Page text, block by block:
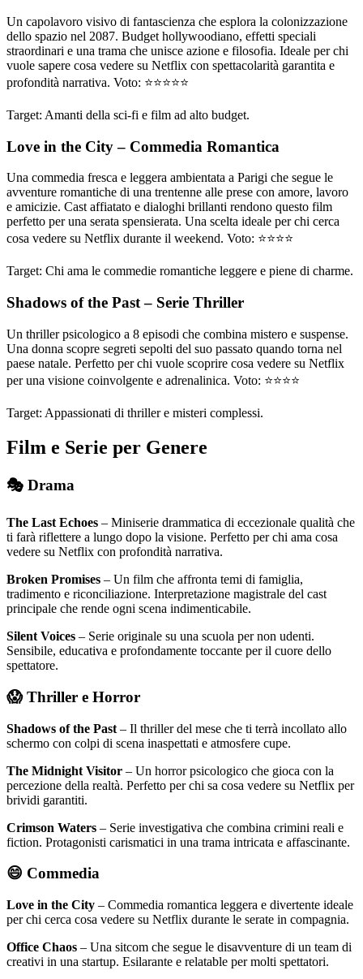
Un capolavoro visivo di fantascienza che esplora la colonizzazione
dello spazio nel 2087. Budget hollywoodiano, effetti speciali
straordinari e una trama che unisce azione e filosofia. Ideale per chi
vuole sapere cosa vedere su Netflix con spettacolarità garantita e
profondità narrativa. Voto: ⭐⭐⭐⭐⭐
Target: Amanti della sci-fi e film ad alto budget.
Love in the City – Commedia Romantica
Una commedia fresca e leggera ambientata a Parigi che segue le
avventure romantiche di una trentenne alle prese con amore, lavoro
e amicizie. Cast affiatato e dialoghi brillanti rendono questo film
perfetto per una serata spensierata. Una scelta ideale per chi cerca
cosa vedere su Netflix durante il weekend. Voto: ⭐⭐⭐⭐
Target: Chi ama le commedie romantiche leggere e piene di charme.
Shadows of the Past – Serie Thriller
Un thriller psicologico a 8 episodi che combina mistero e suspense.
Una donna scopre segreti sepolti del suo passato quando torna nel
paese natale. Perfetto per chi vuole scoprire cosa vedere su Netflix
per una visione coinvolgente e adrenalinica. Voto: ⭐⭐⭐⭐
Target: Appassionati di thriller e misteri complessi.
Film e Serie per Genere
🎭 Drama
The Last Echoes – Miniserie drammatica di eccezionale qualità che
ti farà riflettere a lungo dopo la visione. Perfetto per chi ama cosa
vedere su Netflix con profondità narrativa.
Broken Promises – Un film che affronta temi di famiglia,
tradimento e riconciliazione. Interpretazione magistrale del cast
principale che rende ogni scena indimenticabile.
Silent Voices – Serie originale su una scuola per non udenti.
Sensibile, educativa e profondamente toccante per il cuore dello
spettatore.
😱 Thriller e Horror
Shadows of the Past – Il thriller del mese che ti terrà incollato allo
schermo con colpi di scena inaspettati e atmosfere cupe.
The Midnight Visitor – Un horror psicologico che gioca con la
percezione della realtà. Perfetto per chi sa cosa vedere su Netflix per
brividi garantiti.
Crimson Waters – Serie investigativa che combina crimini reali e
fiction. Protagonisti carismatici in una trama intricata e affascinante.
😄 Commedia
Love in the City – Commedia romantica leggera e divertente ideale
per chi cerca cosa vedere su Netflix durante le serate in compagnia.
Office Chaos – Una sitcom che segue le disavventure di un team di
creativi in una startup. Esilarante e relatable per molti spettatori.